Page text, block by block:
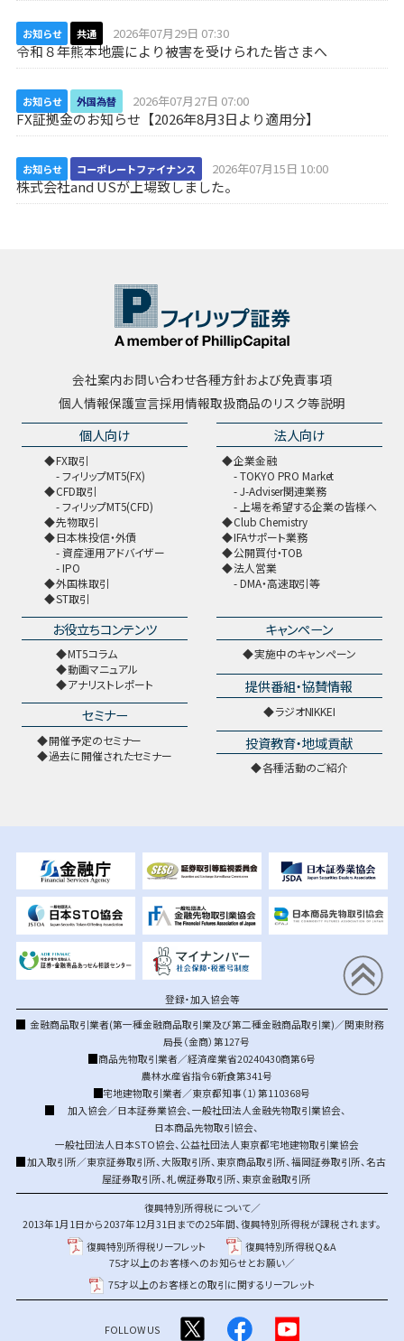
お知らせ 共通 2026年07月29日 07:30
令和８年熊本地震により被害を受けられた皆さまへ
お知らせ 外国為替 2026年07月27日 07:00
FX証拠金のお知らせ【2026年8月3日より適用分】
お知らせ コーポレートファイナンス 2026年07月15日 10:00
株式会社and USが上場致しました。
会社案内お問い合わせ各種方針および免責事項
個人情報保護宣言採用情報取扱商品のリスク等説明
個人向け
FX取引
フィリップMT5(FX)
CFD取引
フィリップMT5(CFD)
先物取引
日本株投信・外債
資産運用アドバイザー
IPO
外国株取引
ST取引
法人向け
企業金融
TOKYO PRO Market
J-Adviser関連業務
上場を希望する企業の皆様へ
Club Chemistry
IFAサポート業務
公開買付・TOB
法人営業
DMA・高速取引等
お役立ちコンテンツ
MT5コラム
動画マニュアル
アナリストレポート
セミナー
開催予定のセミナー
過去に開催されたセミナー
キャンペーン
実施中のキャンペーン
提供番組・協賛情報
ラジオNIKKEI
投資教育・地域貢献
各種活動のご紹介
登録・加入協会等
金融商品取引業者(第一種金融商品取引業及び第二種金融商品取引業)／関東財務
局長（金商）第127号
商品先物取引業者／経済産業省20240430商第6号
農林水産省指令6新食第341号
宅地建物取引業者／東京都知事（1）第110368号
加入協会／日本証券業協会、 一般社団法人金融先物取引業協会、
日本商品先物取引協会、
一般社団法人日本STO協会、 公益社団法人東京都宅地建物取引業協会
加入取引所／東京証券取引所、大阪取引所、 東京商品取引所、福岡証券取引所、名古
屋証券取引所、札幌証券取引所、 東京金融取引所
復興特別所得税について／
2013年1月1日から2037年12月31日までの25年間、復興特別所得税が課税されます。
復興特別所得税リーフレット
復興特別所得税Q&A
75才以上のお客様へのお知らせとお願い／
75才以上のお客様との取引に関するリーフレット
FOLLOW US